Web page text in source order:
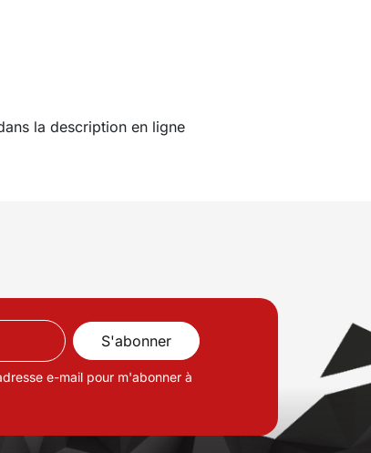
la description en ligne
e-mail pour m'abonner à